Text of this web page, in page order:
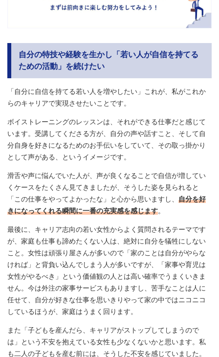
自分の特技や経験を生かし「若い人が自信を持てる
ための活動」を続けたい
「自分に自信を持てる若い人を増やしたい」これが、私がこれか
らのキャリアで実現させたいことです。
ボイストレーニングのレッスンは、それができる仕事だと感じて
います。受講してくださる方が、自分の声や話すこと、そして自
分自身を好きになるためのお手伝いをしていて、その取っ掛かり
として声がある、というイメージです。
滑舌や声に悩んでいた人が、声が良くなることで自信が増してい
くケースをたくさん見てきましたが、そうした姿を見られると
「この仕事をやってよかったな」と心から思いますし、 自分を好
きになってくれる瞬間に一番の充実感を感じます。
最後に、キャリア志向の若い女性からよく質問されるテーマです
が、家庭も仕事も諦めたくない人は、絶対に自分を犠牲にしない
こと。女性は頑張り屋さんが多いので「家のことは自分がやらな
ければ」と背負い込んでしまう人が多いですが、「家事や育児は
女性がやるべき」という価値観の人とは高い確率でうまくいきま
せん。今は外注の家事サービスもありますし、苦手なことは人に
任せて、自分が好きな仕事を思いきりやって家の中ではニコニコ
しているほうが、家庭はうまく回ります。
また「子どもを産んだら、キャリアがストップしてしまうので
は」という不安を抱えている女性も少なくないかと思います。私
も二人の子どもを産む前には、そうした不安を感じていました。